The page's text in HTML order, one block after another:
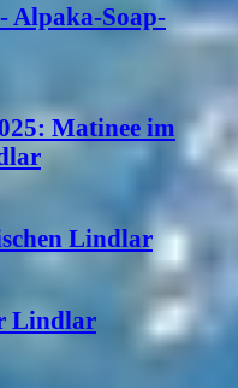
Alpaka-Soap-
Matinee im
Lindlar
Lindlar